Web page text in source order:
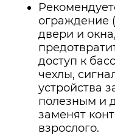
ограждение
двери и
доступ к
чехлы,
устройства
полезным и
заменят
взрослого.